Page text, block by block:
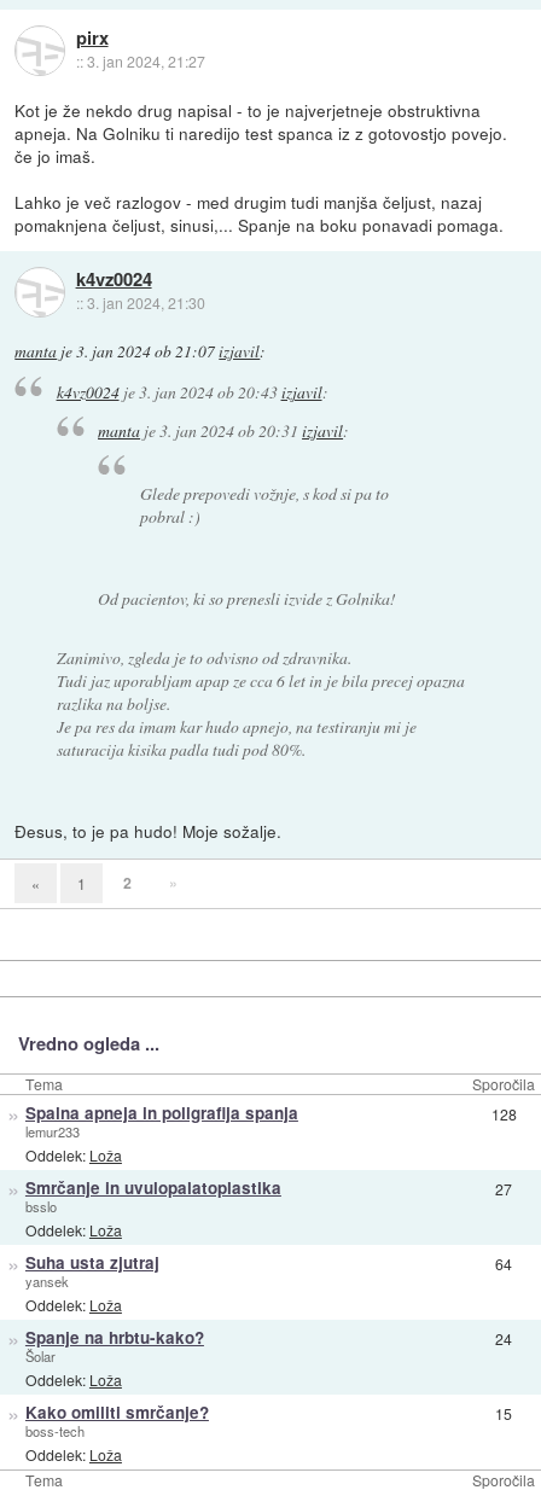
pirx
::3. jan 2024, 21:27
Kot je že nekdo drug napisal - to je najverjetneje obstruktivna
apneja. Na Golniku ti naredijo test spanca iz z gotovostjo povejo.
če jo imaš.
Lahko je več razlogov - med drugim tudi manjša čeljust, nazaj
pomaknjena čeljust, sinusi,... Spanje na boku ponavadi pomaga.
k4vz0024
::3. jan 2024, 21:30
manta je3. jan 2024 ob 21:07izjavil:
k4vz0024je3. jan 2024 ob 20:43izjavil:
manta je3. jan 2024 ob 20:31 izjavil:
Glede prepovedi vožnje, s kod si pa to
pobral :)
Od pacientov, ki so prenesli izvide z Golnika!
Zanimivo, zgleda je to odvisno od zdravnika.
Tudi jaz uporabljam apap ze cca 6 let in je bila precej opazna
razlika na boljse.
Je pa res da imam kar hudo apnejo, na testiranju mi je
saturacija kisika padla tudi pod 80%.
Đesus, to je pa hudo! Moje sožalje.
« 1 2 »
Vredno ogleda ...
Tema Sporočila
Tema Sporočila
» Spalna apneja in poligrafija spanja
lemur233
Oddelek: Loža
128
» Smrčanje in uvulopalatoplastika
bsslo
Oddelek: Loža
27
» Suha usta zjutraj
yansek
Oddelek: Loža
64
» Spanje na hrbtu-kako?
Šolar
Oddelek: Loža
24
» Kako omiliti smrčanje?
boss-tech
Oddelek: Loža
15